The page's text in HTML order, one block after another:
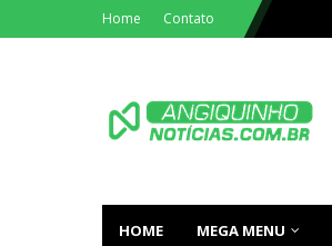
Home Contato
HOME MEGA MENU